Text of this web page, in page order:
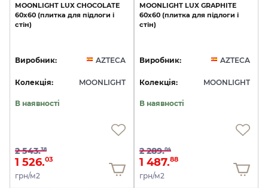
MOONLIGHT LUX CHOCOLATE
60x60 (плитка для підлоги і
стін)
Виробник: AZTECA
Колекція: MOONLIGHT
В наявності
2 543.38
1 526.03
грн/м2
MOONLIGHT LUX GRAPHITE
60x60 (плитка для підлоги і
стін)
Виробник: AZTECA
Колекція: MOONLIGHT
В наявності
2 289.04
1 487.88
грн/м2